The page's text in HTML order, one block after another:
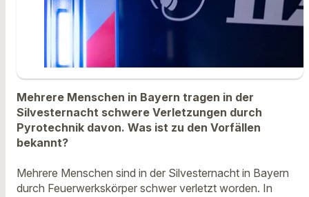
Mehrere Menschen in Bayern tragen in der
Silvesternacht schwere Verletzungen durch
Pyrotechnik davon. Was ist zu den Vorfällen
bekannt?
Mehrere Menschen sind in der Silvesternacht in Bayern
durch Feuerwerkskörper schwer verletzt worden. In